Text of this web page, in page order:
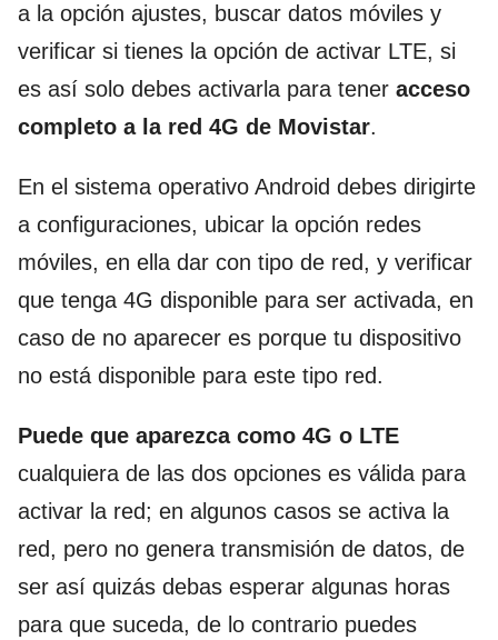
a la opción ajustes, buscar datos móviles y
verificar si tienes la opción de activar LTE, si
es así solo debes activarla para tener acceso
completo a la red 4G de Movistar.
En el sistema operativo Android debes dirigirte
a configuraciones, ubicar la opción redes
móviles, en ella dar con tipo de red, y verificar
que tenga 4G disponible para ser activada, en
caso de no aparecer es porque tu dispositivo
no está disponible para este tipo red.
Puede que aparezca como 4G o LTE
cualquiera de las dos opciones es válida para
activar la red; en algunos casos se activa la
red, pero no genera transmisión de datos, de
ser así quizás debas esperar algunas horas
para que suceda, de lo contrario puedes